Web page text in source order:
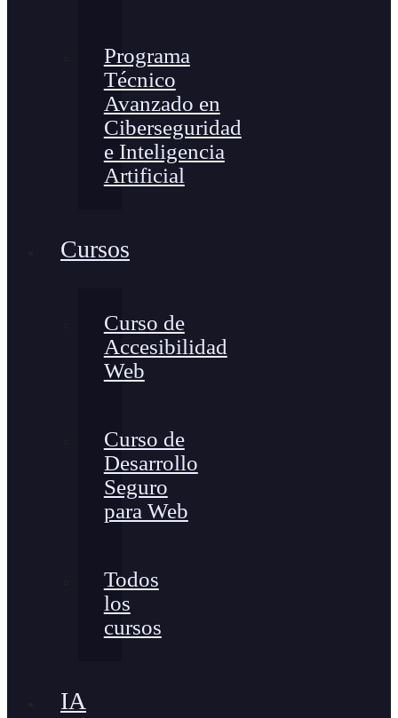
Programa
Técnico
Avanzado en
Ciberseguridad
e Inteligencia
Artificial
Cursos
Curso de
Accesibilidad
Web
Curso de
Desarrollo
Seguro
para Web
Todos
los
cursos
IA